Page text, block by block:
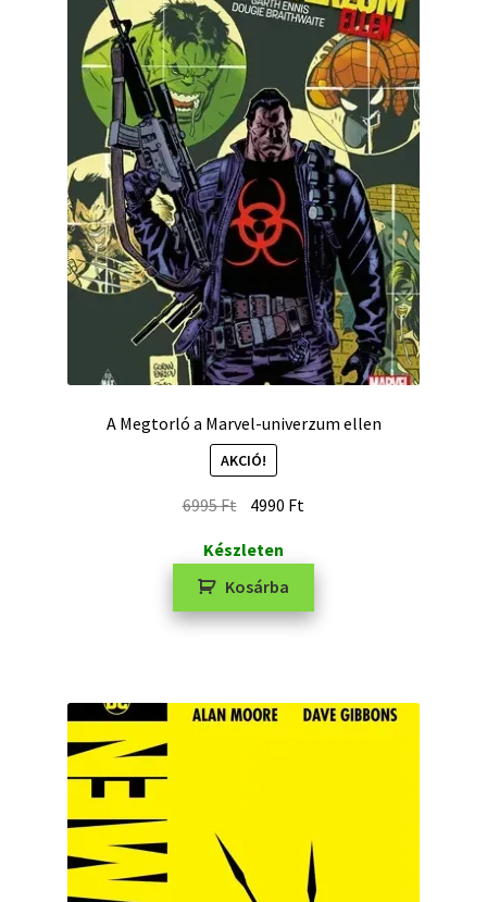
A ​Megtorló a Marvel-univerzum ellen
AKCIÓ!
6995Ft 4990 Ft
Készleten
Kosárba